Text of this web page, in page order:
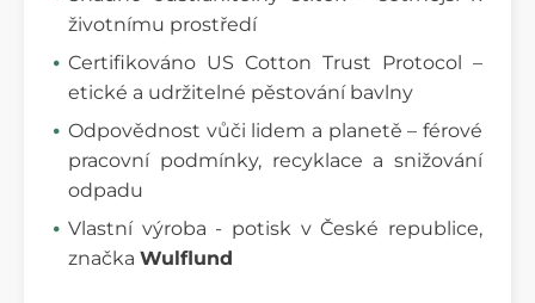
životnímu prostředí
Certifikováno US Cotton Trust Protocol –
etické a udržitelné pěstování bavlny
Odpovědnost vůči lidem a planetě – férové
pracovní podmínky, recyklace a snižování
odpadu
Vlastní výroba - potisk v České republice,
značka Wulflund